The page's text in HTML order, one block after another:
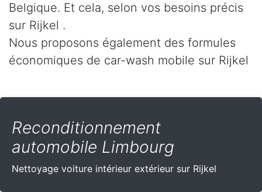
Belgique. Et cela, selon vos besoins précis
sur Rijkel .
Nous proposons également des formules
économiques de car-wash mobile sur Rijkel
Reconditionnement
automobile Limbourg
Nettoyage voiture intérieur extérieur sur Rijkel